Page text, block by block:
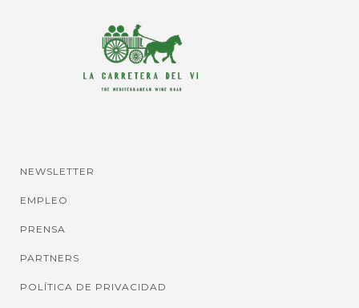
NEWSLETTER
EMPLEO
PRENSA
PARTNERS
POLÍTICA DE PRIVACIDAD